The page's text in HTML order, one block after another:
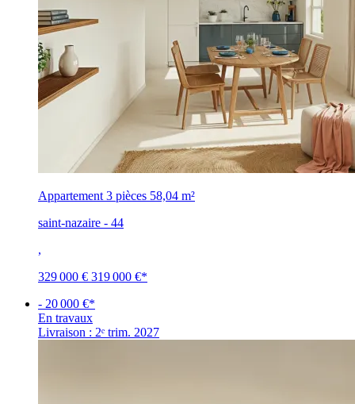
Appartement 3 pièces 58,04 m²
saint-nazaire - 44
,
329 000 € 319 000 €*
- 20 000 €*
En travaux
Livraison : 2ᵉ trim. 2027